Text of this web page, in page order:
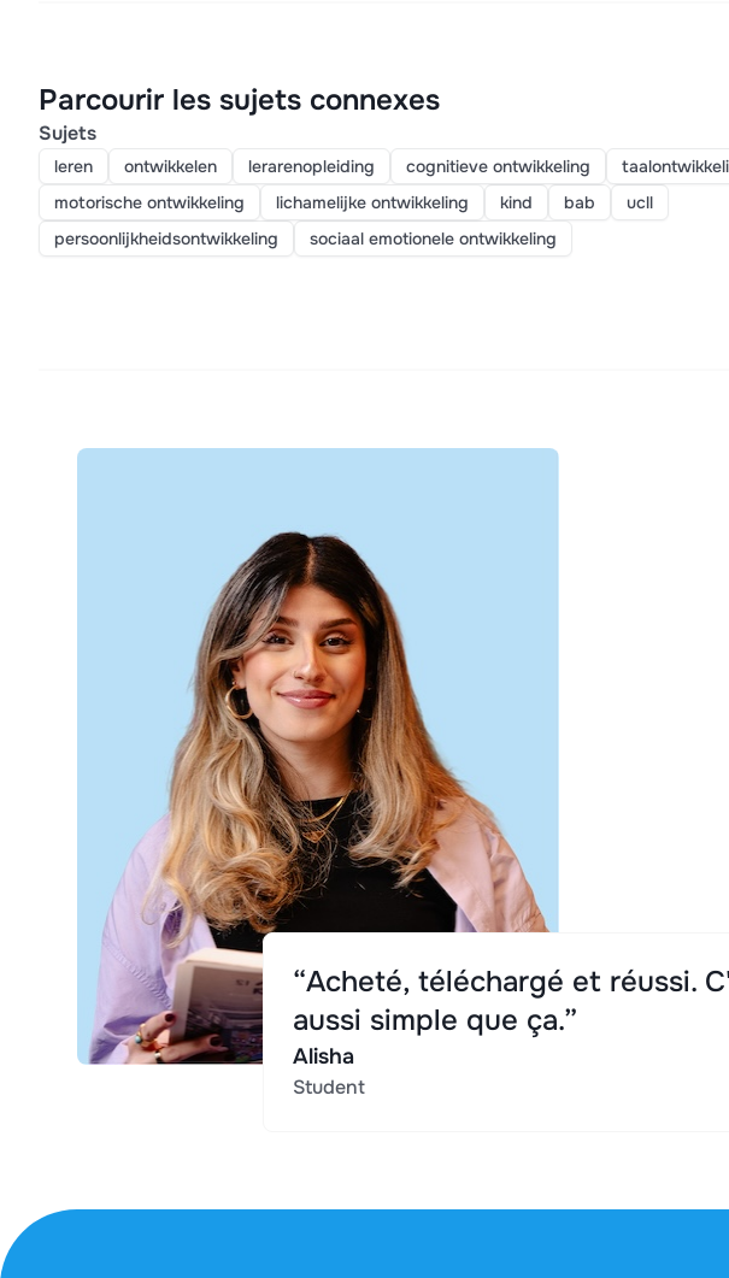
Parcourir les sujets connexes
Sujets
leren ontwikkelen lerarenopleiding cognitieve ontwikkeling
motorische ontwikkeling
lichamelijke ontwikkeling kind bab
ucll
persoonlijkheidsontwikkeling
sociaal emotionele ontwikkeling
“Acheté, téléchargé et réussi.
aussi simple que ça.”
Alisha
Student